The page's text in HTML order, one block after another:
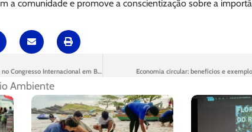
a comunidade e promove a conscientização sobre a
O futuro do saneamento em debate no Congresso Internacional em Búzios Economia circular: benefícios e
Ambiente